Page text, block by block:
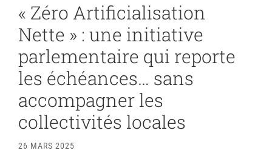
« Zéro Artificialisation
Nette » : une initiative
parlementaire qui reporte
les échéances… sans
accompagner les
collectivités locales
26 MARS 2025